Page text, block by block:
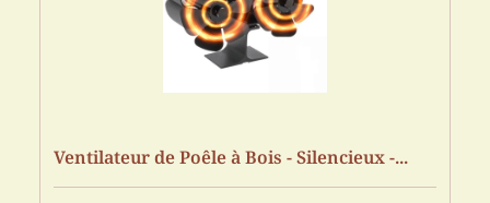
Ventilateur de Poêle à Bois - Silencieux -...